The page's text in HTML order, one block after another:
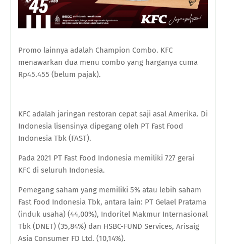
⁠Promo lainnya adalah Champion Combo. KFC
menawarkan dua menu combo yang harganya cuma
Rp45.455 (belum pajak).
KFC adalah jaringan restoran cepat saji asal Amerika. Di
Indonesia lisensinya dipegang oleh PT Fast Food
Indonesia Tbk (FAST).
Pada 2021 PT Fast Food Indonesia memiliki 727 gerai
KFC di seluruh Indonesia.
Pemegang saham yang memiliki 5% atau lebih saham
Fast Food Indonesia Tbk, antara lain: PT Gelael Pratama
(induk usaha) (44,00%), Indoritel Makmur Internasional
Tbk (DNET) (35,84%) dan HSBC-FUND Services, Arisaig
Asia Consumer FD Ltd. (10,14%).